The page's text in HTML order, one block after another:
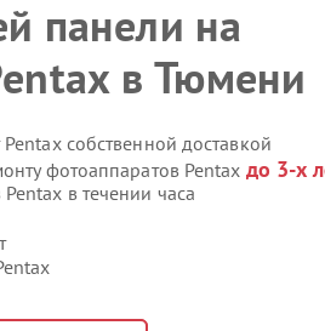
панели на
в Тюмени
собственной доставкой
фотоаппаратов Pentax до 3-х
в течении часа